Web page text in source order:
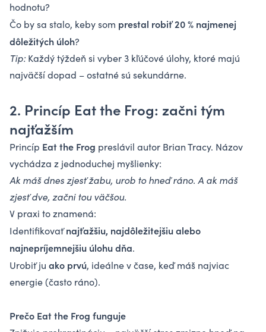
hodnotu?
Čo by sa stalo, keby som prestal robiť 20 % najmenej
dôležitých úloh?
Tip:Každý týždeň si vyber 3 kľúčové úlohy, ktoré majú
najväčší dopad – ostatné sú sekundárne.
2. Princíp Eat the Frog: začni tým
najťažším
Princíp Eat the Frog preslávil autor Brian Tracy. Názov
vychádza z jednoduchej myšlienky:
Ak máš dnes zjesť žabu, urob to hneď ráno. A ak máš
zjesť dve, začni tou väčšou.
V praxi to znamená:
Identifikovaťnajťažšiu, najdôležitejšiu alebo
najnepríjemnejšiu úlohu dňa.
Urobiť ju ako prvú, ideálne v čase, keď máš najviac
energie (často ráno).
Prečo Eat the Frog funguje